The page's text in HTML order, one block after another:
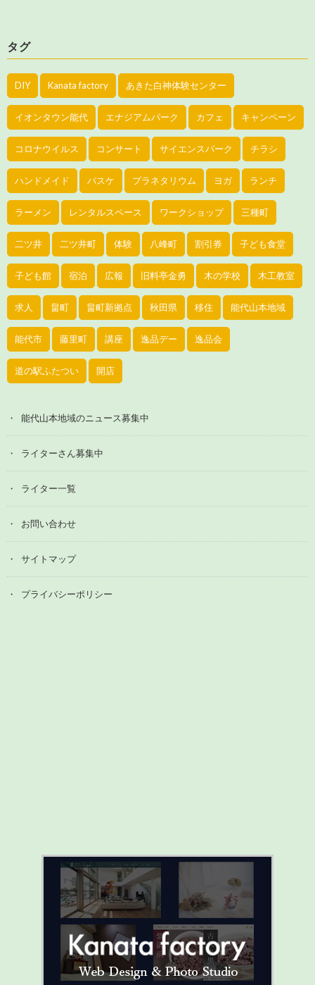
タグ
DIY Kanata factory あきた白神体験センター
イオンタウン能代 エナジアムパーク カフェ キャンペーン
コロナウイルス コンサート サイエンスパーク チラシ
ハンドメイド バスケ プラネタリウム ヨガ ランチ
ラーメン レンタルスペース ワークショップ 三種町
二ツ井 二ツ井町 体験 八峰町 割引券 子ども食堂
子ども館 宿泊 広報 旧料亭金勇 木の学校 木工教室
求人 畠町 畠町新拠点 秋田県 移住 能代山本地域
能代市 藤里町 講座 逸品デー 逸品会
道の駅ふたつい 開店
能代山本地域のニュース募集中
ライターさん募集中
ライター一覧
お問い合わせ
サイトマップ
プライバシーポリシー